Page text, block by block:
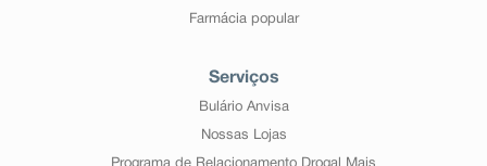
Farmácia popular
Serviços
Bulário Anvisa
Nossas Lojas